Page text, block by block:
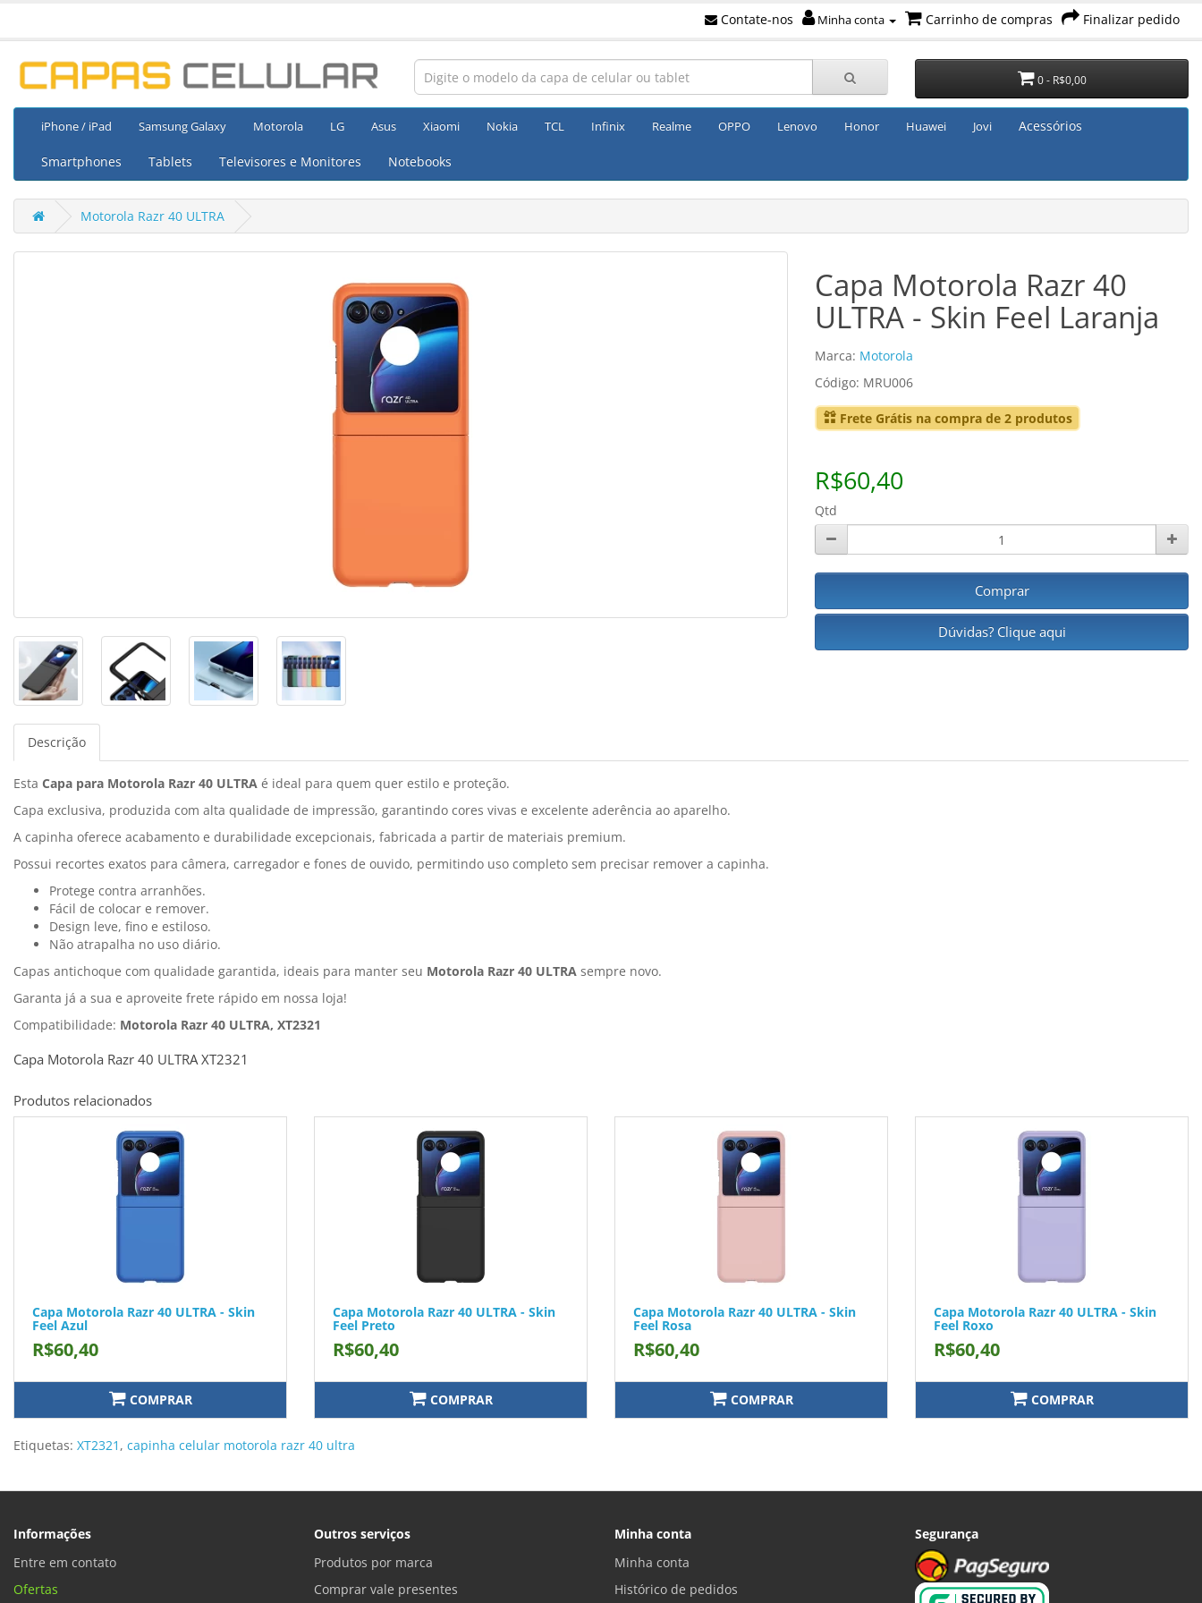
Contate-nos Minha conta Carrinho de compras Finalizar pedido
0 - R$0,00
iPhone / iPad Samsung Galaxy Motorola LG Asus Xiaomi Nokia TCL Infinix Realme OPPO Lenovo Honor Huawei Jovi Acessórios
Smartphones Tablets Televisores e Monitores Notebooks
Motorola Razr 40 ULTRA
Capa Motorola Razr 40
ULTRA - Skin Feel Laranja
Marca: Motorola
Código: MRU006
Frete Grátis na compra de 2 produtos
R$60,40
Qtd
Comprar
Dúvidas? Clique aqui
Descrição
Esta Capa para Motorola Razr 40 ULTRA é ideal para quem quer estilo e proteção.
Capa exclusiva, produzida com alta qualidade de impressão, garantindo cores vivas e excelente aderência ao aparelho.
A capinha oferece acabamento e durabilidade excepcionais, fabricada a partir de materiais premium.
Possui recortes exatos para câmera, carregador e fones de ouvido, permitindo uso completo sem precisar remover a capinha.
Protege contra arranhões.
Fácil de colocar e remover.
Design leve, fino e estiloso.
Não atrapalha no uso diário.
Capas antichoque com qualidade garantida, ideais para manter seu Motorola Razr 40 ULTRA sempre novo.
Garanta já a sua e aproveite frete rápido em nossa loja!
Compatibilidade: Motorola Razr 40 ULTRA, XT2321
Capa Motorola Razr 40 ULTRA XT2321
Produtos relacionados
Capa Motorola Razr 40 ULTRA - Skin
Feel Azul
R$60,40
COMPRAR
Capa Motorola Razr 40 ULTRA - Skin
Feel Preto
R$60,40
COMPRAR
Capa Motorola Razr 40 ULTRA - Skin
Feel Rosa
R$60,40
COMPRAR
Capa Motorola Razr 40 ULTRA - Skin
Feel Roxo
R$60,40
COMPRAR
Etiquetas: XT2321 , capinha celular motorola razr 40 ultra
Informações
Entre em contato
Ofertas
Outros serviços
Produtos por marca
Comprar vale presentes
Minha conta
Minha conta
Histórico de pedidos
Segurança